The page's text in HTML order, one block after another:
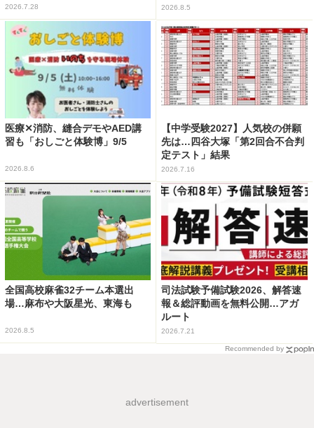
2026.7.28 2026.8.5
医療✕消防、縫合デモやAED講
習も「おしごと体験博」9/5
2026.8.6
【中学受験2027】人気校の併願
先は…四谷大塚「第2回合不合判
定テスト」結果
2026.7.16
全国高校麻雀32チーム本選出
場…麻布や大阪星光、東海も
2026.8.5
司法試験予備試験2026、解答速
報＆総評動画を無料公開…アガ
ルート
2026.7.21
Recommended by
advertisement